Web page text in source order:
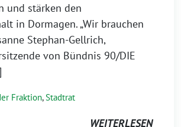
und stärken den
in Dormagen. „Wir brauchen
Stephan-Gellrich,
von Bündnis 90/DIE
Fraktion,Stadtrat
WEITERLESEN